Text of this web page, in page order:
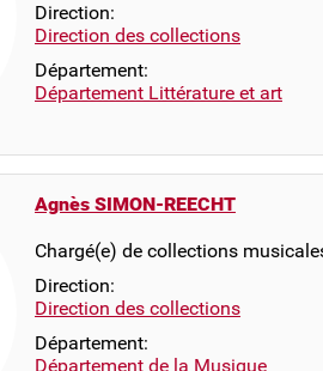
Direction:
Direction des collections
Département:
Département Littérature et art
Agnès SIMON-REECHT
Chargé(e) de collections
Direction:
Direction des collections
Département:
Département de la Musique